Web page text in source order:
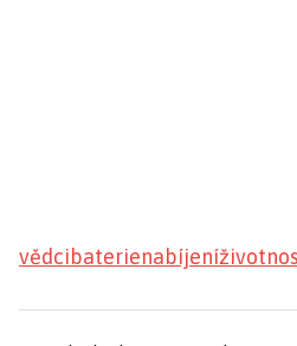
vědcibaterienabíjení